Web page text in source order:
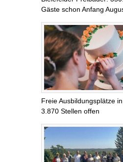
Gäste schon Anfang
Freie Ausbildungsplätze
3.870 Stellen offen